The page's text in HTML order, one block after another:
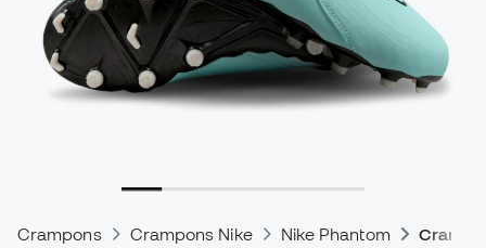
Crampons Crampons Nike Nike Phantom